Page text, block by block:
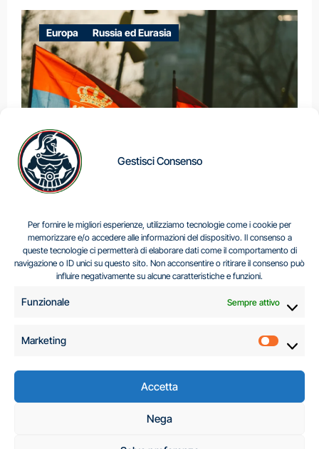
Gestisci Consenso
Per fornire le migliori esperienze, utilizziamo tecnologie come i cookie per
memorizzare e/o accedere alle informazioni del dispositivo. Il consenso a
queste tecnologie ci permetterà di elaborare dati come il comportamento di
navigazione o ID unici su questo sito. Non acconsentire o ritirare il consenso può
influire negativamente su alcune caratteristiche e funzioni.
Funzionale Sempre attivo
Marketing
Accetta
Nega
Europa Russia ed Eurasia
Centro Analisi e Studi Italus © Tutti i diritti riservati
C.A.S.I. – Centro